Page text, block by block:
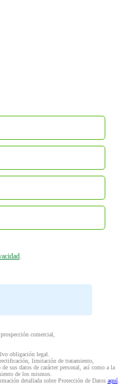
.
comercial,
obligación legal.
limitación de tratamiento,
sus datos de carácter personal, así como a la
de los mismos.
detallada sobre Protección de Datos aquí.